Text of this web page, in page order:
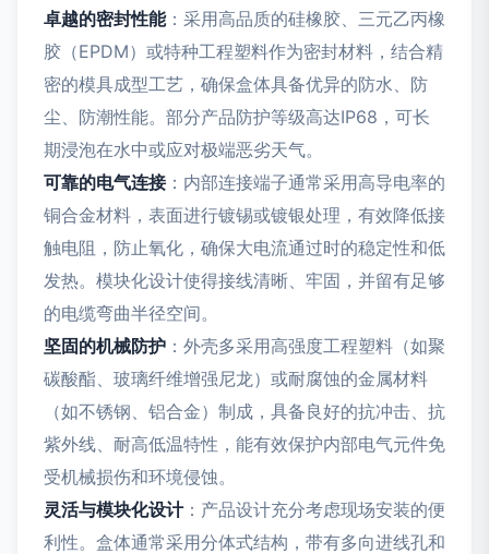
卓越的密封性能：采用高品质的硅橡胶、三元乙丙橡
胶（EPDM）或特种工程塑料作为密封材料，结合精
密的模具成型工艺，确保盒体具备优异的防水、防
尘、防潮性能。部分产品防护等级高达IP68，可长
期浸泡在水中或应对极端恶劣天气。
可靠的电气连接：内部连接端子通常采用高导电率的
铜合金材料，表面进行镀锡或镀银处理，有效降低接
触电阻，防止氧化，确保大电流通过时的稳定性和低
发热。模块化设计使得接线清晰、牢固，并留有足够
的电缆弯曲半径空间。
坚固的机械防护 ：外壳多采用高强度工程塑料（如聚
碳酸酯、玻璃纤维增强尼龙）或耐腐蚀的金属材料
（如不锈钢、铝合金）制成，具备良好的抗冲击、抗
紫外线、耐高低温特性，能有效保护内部电气元件免
受机械损伤和环境侵蚀。
灵活与模块化设计：产品设计充分考虑现场安装的便
利性。盒体通常采用分体式结构，带有多向进线孔和